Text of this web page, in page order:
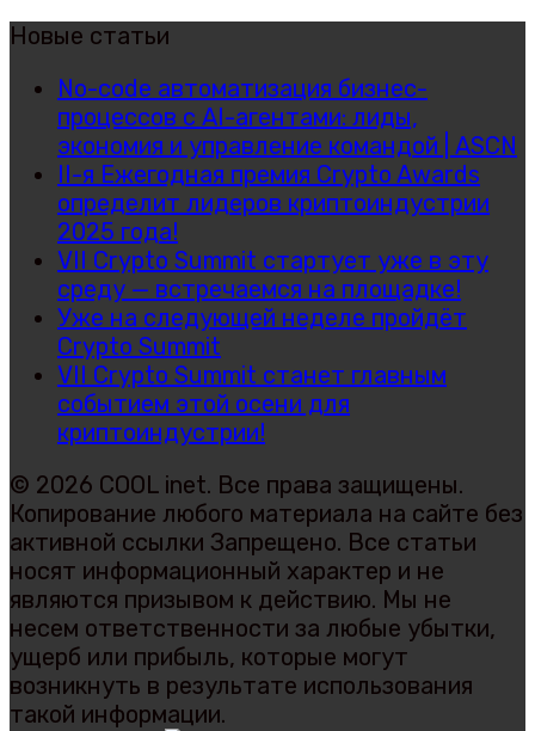
Новые статьи
No-code автоматизация бизнес-
процессов с AI-агентами: лиды,
экономия и управление командой | ASCN
II-я Ежегодная премия Crypto Awards
определит лидеров криптоиндустрии
2025 года!
VII Crypto Summit стартует уже в эту
среду — встречаемся на площадке!
Уже на следующей неделе пройдёт
Crypto Summit
VII Crypto Summit станет главным
событием этой осени для
криптоиндустрии!
© 2026 COOL inet. Все права защищены.
Копирование любого материала на сайте без
активной ссылки Запрещено. Все статьи
носят информационный характер и не
являются призывом к действию. Мы не
несем ответственности за любые убытки,
ущерб или прибыль, которые могут
возникнуть в результате использования
такой информации.